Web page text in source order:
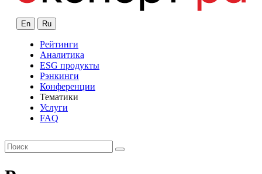
En Ru
Рейтинги
Аналитика
ESG продукты
Рэнкинги
Конференции
Тематики
Услуги
FAQ